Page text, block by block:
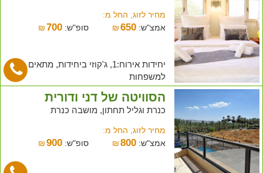
מחיר לזוג, החל מ:
אמצ"ש:
₪650 סופ"ש: ₪ 700
יחידות אירוח:1, ג'קוזי ביחידות, מתאים
למשפחות
הסוויטה של דני ודורית
כנרת וגליל תחתון, מושבה כנרת
מחיר לזוג, החל מ:
אמצ"ש:
₪800 סופ"ש: ₪ 900